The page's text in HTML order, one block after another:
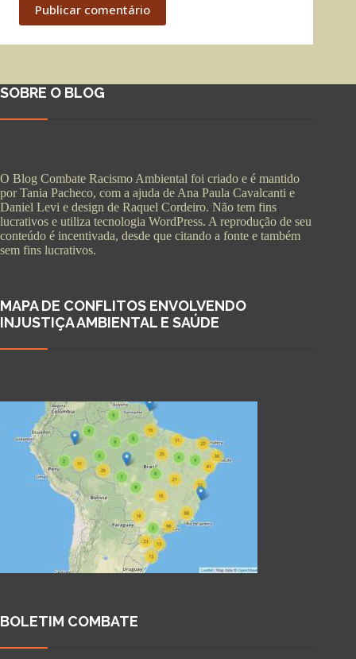
Publicar comentário
SOBRE O BLOG
O Blog Combate Racismo Ambiental foi criado e é mantido
por Tania Pacheco, com a ajuda de Ana Paula Cavalcanti e
Daniel Levi e design de Raquel Cordeiro. Não tem fins
lucrativos e utiliza tecnologia WordPress. A reprodução de seu
conteúdo é incentivada, desde que citando a fonte e também
sem fins lucrativos.
MAPA DE CONFLITOS ENVOLVENDO
INJUSTIÇA AMBIENTAL E SAÚDE
BOLETIM COMBATE